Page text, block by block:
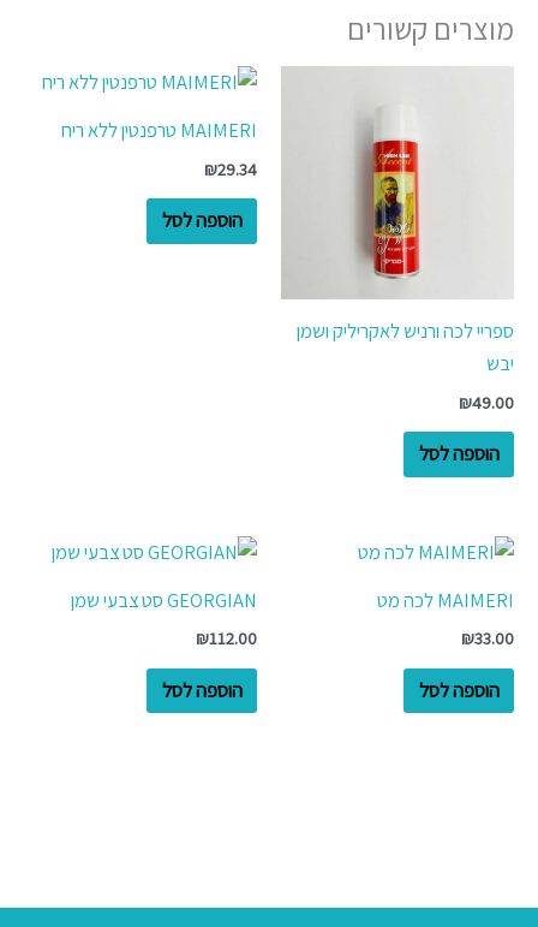
מוצרים קשורים
ספריי לכה ורניש לאקריליק ושמן
יבש
₪49.00
הוספה לסל
MAIMERI טרפנטין ללא ריח
₪29.34
הוספה לסל
MAIMERI לכה מט
₪33.00
הוספה לסל
GEORGIAN סט צבעי שמן
₪112.00
הוספה לסל